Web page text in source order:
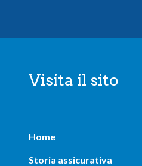
Visita il sito
Home
Storia assicurativa